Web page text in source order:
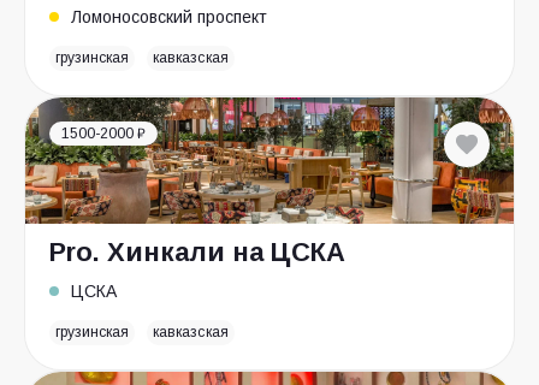
Ломоносовский проспект
грузинская кавказская
1500-2000 ₽
Pro. Хинкали на ЦСКА
ЦСКА
грузинская кавказская